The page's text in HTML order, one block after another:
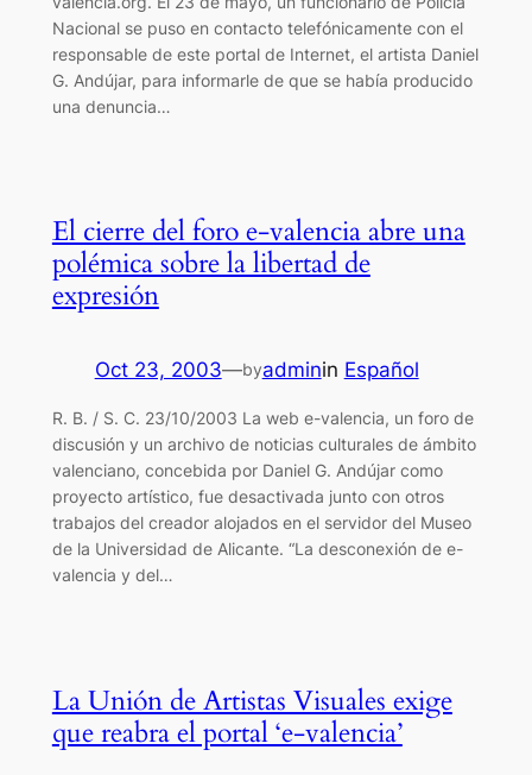
Nacional se puso en contacto telefónicamente con el
responsable de este portal de Internet, el artista Daniel
G. Andújar, para informarle de que se había producido
una denuncia…
El cierre del foro e-valencia abre una
polémica sobre la libertad de
expresión
Oct 23, 2003—byadminin Español
R. B. / S. C. 23/10/2003 La web e-valencia, un foro de
discusión y un archivo de noticias culturales de ámbito
valenciano, concebida por Daniel G. Andújar como
proyecto artístico, fue desactivada junto con otros
trabajos del creador alojados en el servidor del Museo
de la Universidad de Alicante. “La desconexión de e-
valencia y del…
La Unión de Artistas Visuales exige
que reabra el portal ‘e-valencia’